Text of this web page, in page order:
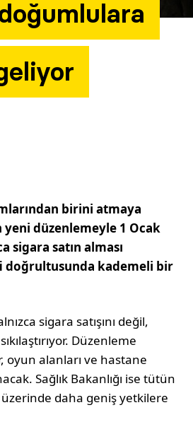
birini atmaya
yeni düzenlemeyle 1 Ocak
sigara satın alması
doğrultusunda kademeli bir
sigara satışını değil,
Düzenleme
oyun alanları ve hastane
Sağlık Bakanlığı ise tütün
daha geniş yetkilere